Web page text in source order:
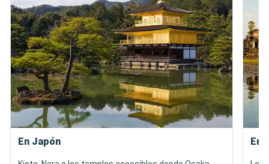
En Japón En